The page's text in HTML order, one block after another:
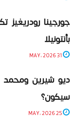
جورجينا
بأنتونيلا
ديو شيرين
سيكون؟